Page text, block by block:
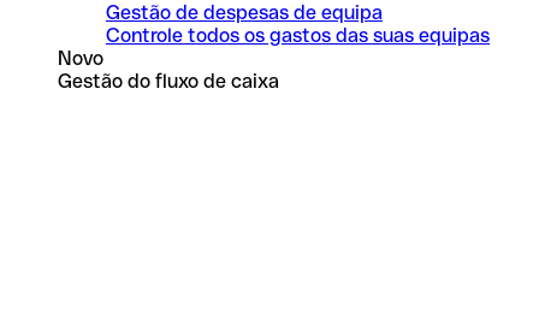
Gestão de despesas de equipa
Controle todos os gastos das suas equipas
Novo
Gestão do fluxo de caixa